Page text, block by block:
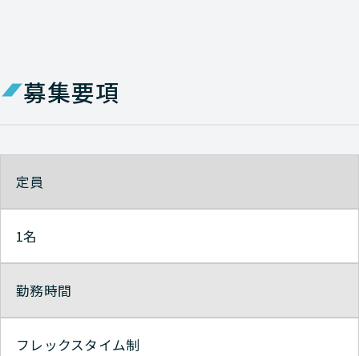
募集要項
定員
1名
勤務時間
フレックスタイム制